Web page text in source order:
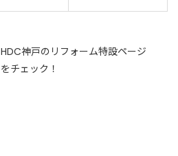
HDC神戸のリフォーム特設ページ
をチェック！